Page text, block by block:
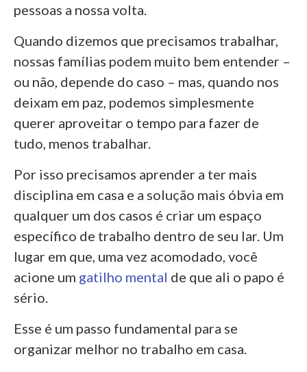
pessoas a nossa volta.
Quando dizemos que precisamos trabalhar,
nossas famílias podem muito bem entender –
ou não, depende do caso – mas, quando nos
deixam em paz, podemos simplesmente
querer aproveitar o tempo para fazer de
tudo, menos trabalhar.
Por isso precisamos aprender a ter mais
disciplina em casa e a solução mais óbvia em
qualquer um dos casos é criar um espaço
específico de trabalho dentro de seu lar. Um
lugar em que, uma vez acomodado, você
acione um gatilho mental de que ali o papo é
sério.
Esse é um passo fundamental para se
organizar melhor no trabalho em casa.